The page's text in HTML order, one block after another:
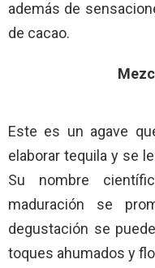
además de
de cacao.
Este es un agave
elaborar tequila y se
Su nombre
maduración se
degustación se
toques ahumados y